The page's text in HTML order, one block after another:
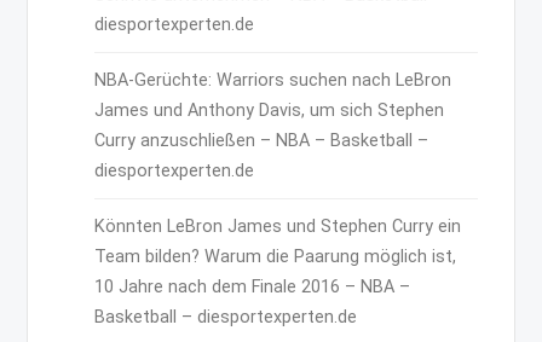
diesportexperten.de
NBA-Gerüchte: Warriors suchen nach LeBron
James und Anthony Davis, um sich Stephen
Curry anzuschließen – NBA – Basketball –
diesportexperten.de
Könnten LeBron James und Stephen Curry ein
Team bilden? Warum die Paarung möglich ist,
10 Jahre nach dem Finale 2016 – NBA –
Basketball – diesportexperten.de